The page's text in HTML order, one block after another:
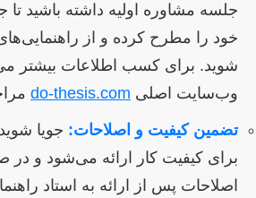
جلسه مشاوره اولیه داشته باشید تا
خود را مطرح کرده و از
شوید. برای کسب اطلاعات بیشتر
وب‌سایت اصلی do-thesis.com
تضمین کیفیت و اصلاحات: جویا
برای کیفیت کار ارائه می‌شود و در
اصلاحات پس از ارائه به استاد